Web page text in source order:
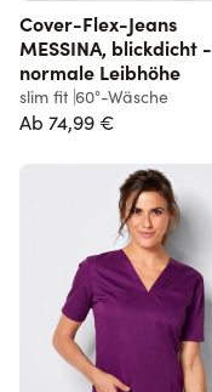
Cover-Flex-Jeans
MESSINA, blickdicht -
normale Leibhöhe
slim fit 60°-Wäsche
Ab 74,99 €